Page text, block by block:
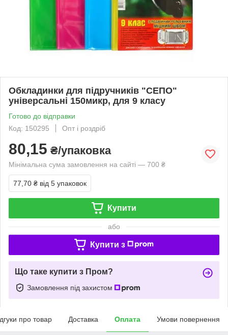
Обкладинки для підручників "СЕПО"
універсальні 150микр, для 9 класу
Готово до відправки
Код: 150295
Опт і роздріб
80,15 ₴/упаковка
Мінімальна сума замовлення на сайті — 700 ₴
77,70 ₴ від 5 упаковок
Купити
або
Купити з
Що таке купити з Пром?
Замовлення під захистом
про товар Доставка Оплата Умови повернення